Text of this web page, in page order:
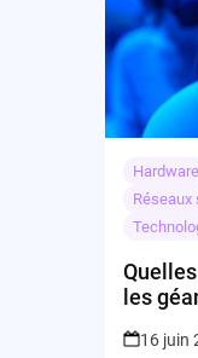
Hardware
Réseaux
les
16 juin